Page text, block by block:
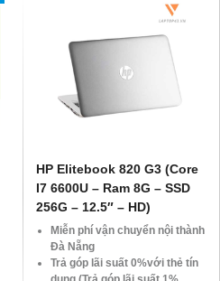
HP Elitebook 820 G3 (Core
I7 6600U – Ram 8G – SSD
256G – 12.5″ – HD)
Miễn phí vận chuyển nội thành
Đà Nẵng
Trả góp lãi suất 0%với thẻ tín